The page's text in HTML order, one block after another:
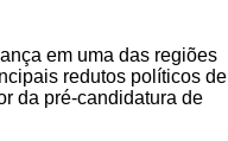
em uma das regiões
redutos políticos de
da pré-candidatura de